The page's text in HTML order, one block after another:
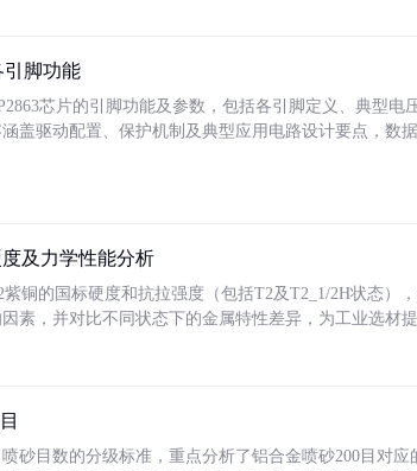
引脚功能
芯片的引脚功能及参数，包括各引脚定义、典型
盖驱动配置、保护机制及典型应用电路设计要点，数
及力学性能分析
铜的国标硬度和抗拉强度（包括T2及T2_1/2H状态）
素，并对比不同状态下的金属特性差异，为工业选材提
砂目数的分级标准，重点分析了铝合金喷砂200目对